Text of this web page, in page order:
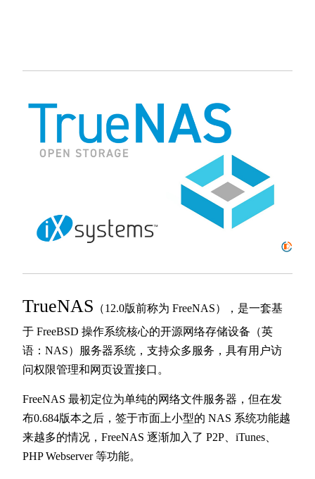
TrueNAS （12.0版前称为 FreeNAS），是一套基
于 FreeBSD 操作系统核心的开源网络存储设备（英
语：NAS）服务器系统，支持众多服务，具有用户访
问权限管理和网页设置接口。
FreeNAS 最初定位为单纯的网络文件服务器，但在发
布0.684版本之后，签于市面上小型的 NAS 系统功能越
来越多的情况，FreeNAS 逐渐加入了 P2P、iTunes、
PHP Webserver 等功能。